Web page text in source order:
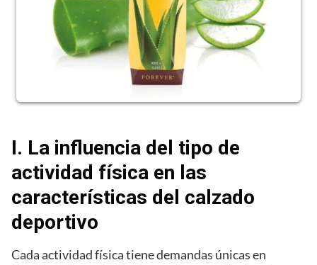
I. La influencia del tipo de
actividad física en las
características del calzado
deportivo
Cada actividad física tiene demandas únicas en